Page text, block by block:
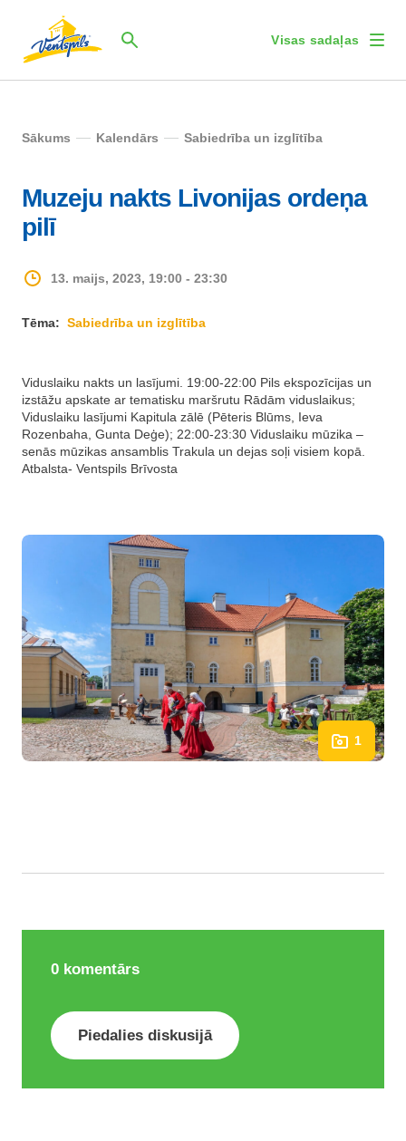
Visas sadaļas
Sākums Kalendārs Sabiedrība un izglītība
Muzeju nakts Livonijas ordeņa
pilī
13. maijs, 2023, 19:00 - 23:30
Tēma: Sabiedrība un izglītība
Viduslaiku nakts un lasījumi. 19:00-22:00 Pils ekspozīcijas un
izstāžu apskate ar tematisku maršrutu Rādām viduslaikus;
Viduslaiku lasījumi Kapitula zālē (Pēteris Blūms, Ieva
Rozenbaha, Gunta Deģe); 22:00-23:30 Viduslaiku mūzika –
senās mūzikas ansamblis Trakula un dejas soļi visiem kopā.
Atbalsta- Ventspils Brīvosta
1
0 komentārs
Piedalies diskusijā